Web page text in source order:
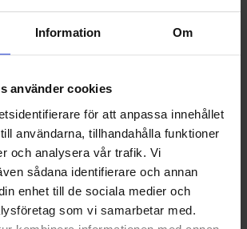
Information Om
använder cookies
för att anpassa innehållet
användarna, tillhandahålla funktioner
och analysera vår trafik. Vi
sådana identifierare och annan
enhet till de sociala medier och
som vi samarbetar med.
MITT
SYD
VÄST